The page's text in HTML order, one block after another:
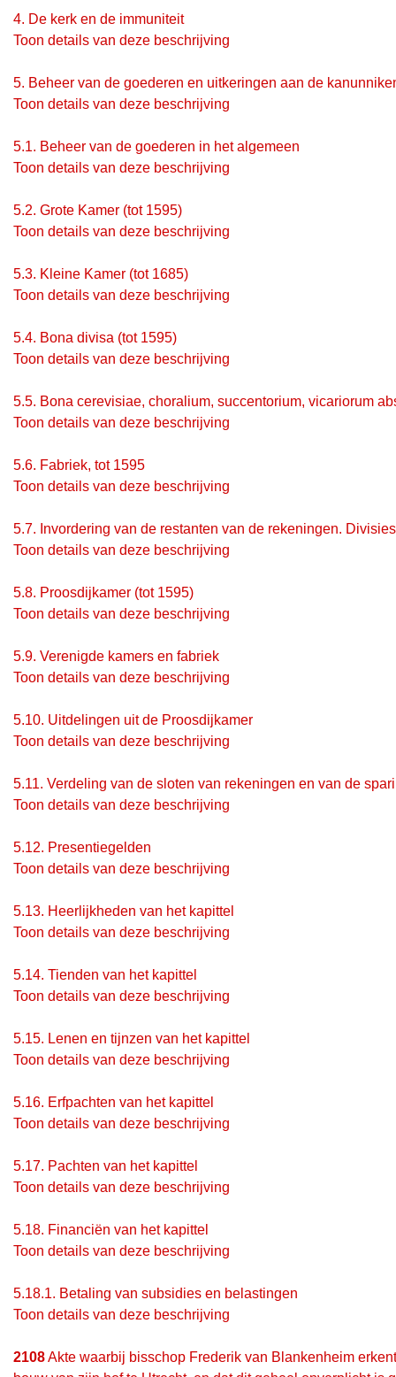
4. De kerk en de immuniteit
Toon details van deze beschrijving
5. Beheer van de goederen en uitkeringen aan de
Toon details van deze beschrijving
5.1. Beheer van de goederen in het algemeen
Toon details van deze beschrijving
5.2. Grote Kamer (tot 1595)
Toon details van deze beschrijving
5.3. Kleine Kamer (tot 1685)
Toon details van deze beschrijving
5.4. Bona divisa (tot 1595)
Toon details van deze beschrijving
5.5. Bona cerevisiae, choralium, succentorium, vicariorum
Toon details van deze beschrijving
5.6. Fabriek, tot 1595
Toon details van deze beschrijving
5.7. Invordering van de restanten van de rekeningen.
Toon details van deze beschrijving
5.8. Proosdijkamer (tot 1595)
Toon details van deze beschrijving
5.9. Verenigde kamers en fabriek
Toon details van deze beschrijving
5.10. Uitdelingen uit de Proosdijkamer
Toon details van deze beschrijving
5.11. Verdeling van de sloten van rekeningen en van de
Toon details van deze beschrijving
5.12. Presentiegelden
Toon details van deze beschrijving
5.13. Heerlijkheden van het kapittel
Toon details van deze beschrijving
5.14. Tienden van het kapittel
Toon details van deze beschrijving
5.15. Lenen en tijnzen van het kapittel
Toon details van deze beschrijving
5.16. Erfpachten van het kapittel
Toon details van deze beschrijving
5.17. Pachten van het kapittel
Toon details van deze beschrijving
5.18. Financiën van het kapittel
Toon details van deze beschrijving
5.18.1. Betaling van subsidies en belastingen
Toon details van deze beschrijving
2108Akte waarbij bisschop Frederik van Blankenheim